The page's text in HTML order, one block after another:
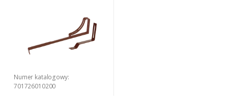
Numer katalogowy:
701726010200